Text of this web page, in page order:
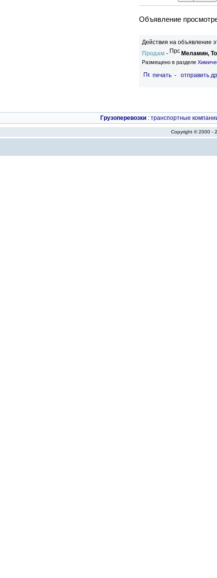
Объявление
Действия на объявление
Продам - Меламин,
Размещено в разделе
печать - отправить
Грузоперевозки : транспортные
Copyright © 2000 -